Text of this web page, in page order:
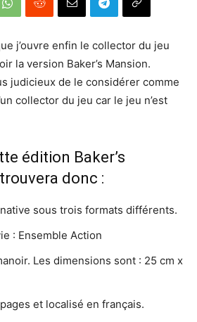
j’ouvre enfin le collector du jeu
la version Baker’s Mansion.
judicieux de le considérer comme
collector du jeu car le jeu n’est
édition Baker’s
donc :
sous trois formats différents.
: Ensemble Action
Les dimensions sont : 25 cm x
et localisé en français.